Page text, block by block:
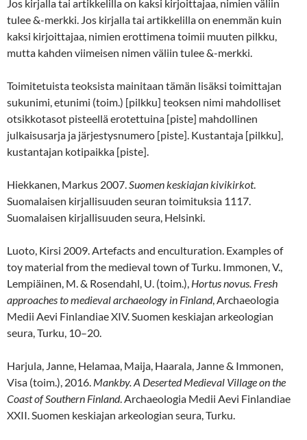
Jos kirjalla tai artikkelilla on kaksi kirjoittajaa, nimien väliin
tulee &-merkki. Jos kirjalla tai artikkelilla on enemmän kuin
kaksi kirjoittajaa, nimien erottimena toimii muuten pilkku,
mutta kahden viimeisen nimen väliin tulee &-merkki.
Toimitetuista teoksista mainitaan tämän lisäksi toimittajan
sukunimi, etunimi (toim.) [pilkku] teoksen nimi mahdolliset
otsikkotasot pisteellä erotettuina [piste] mahdollinen
julkaisusarja ja järjestysnumero [piste]. Kustantaja [pilkku],
kustantajan kotipaikka [piste].
Hiekkanen, Markus 2007. Suomen keskiajan kivikirkot.
Suomalaisen kirjallisuuden seuran toimituksia 1117.
Suomalaisen kirjallisuuden seura, Helsinki.
Luoto, Kirsi 2009. Artefacts and enculturation. Examples of
toy material from the medieval town of Turku. Immonen, V.,
Lempiäinen, M. & Rosendahl, U. (toim.), Hortus novus. Fresh
approaches to medieval archaeology in Finland, Archaeologia
Medii Aevi Finlandiae XIV. Suomen keskiajan arkeologian
seura, Turku, 10–20.
Harjula, Janne, Helamaa, Maija, Haarala, Janne & Immonen,
Visa (toim.), 2016. Mankby. A Deserted Medieval Village on the
Coast of Southern Finland. Archaeologia Medii Aevi Finlandiae
XXII. Suomen keskiajan arkeologian seura, Turku.